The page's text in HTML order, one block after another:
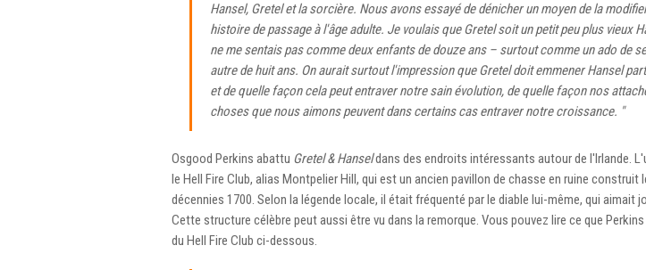
Hansel, Gretel et la sorcière. Nous avons essayé de dénicher un moyen de la
histoire de passage à l'âge adulte. Je voulais que Gretel soit un petit peu plus vieux
ne me sentais pas comme deux enfants de douze ans – surtout comme un ado de
autre de huit ans. On aurait surtout l'impression que Gretel doit emmener Hansel
et de quelle façon cela peut entraver notre sain évolution, de quelle façon nos
choses que nous aimons peuvent dans certains cas entraver notre croissance. "
Osgood Perkins abattu Gretel & Hanseldans des endroits intéressants autour de l'Irlande.
le Hell Fire Club, alias Montpelier Hill, qui est un ancien pavillon de chasse en ruine construit
décennies 1700. Selon la légende locale, il était fréquenté par le diable lui-même, qui aimait
Cette structure célèbre peut aussi être vu dans la remorque. Vous pouvez lire ce que
du Hell Fire Club ci-dessous.